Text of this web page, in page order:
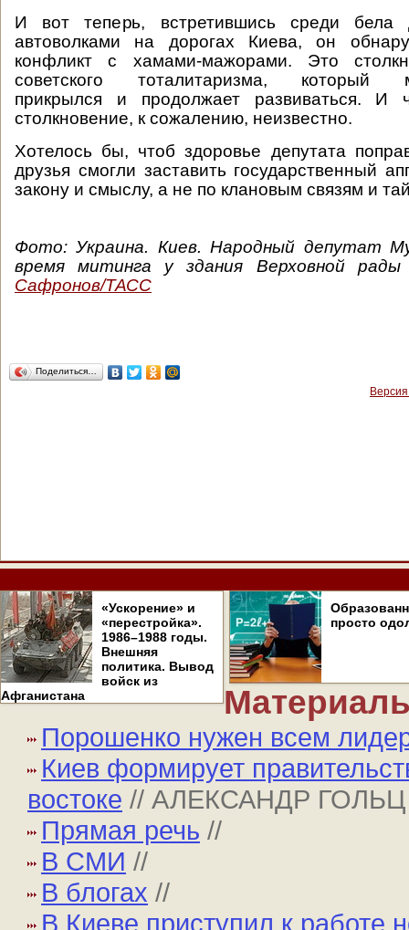
И вот теперь, встретившись среди
автоволками на дорогах Киева, он
конфликт с хамами-мажорами. Это
советского тоталитаризма, который
прикрылся и продолжает развиваться. И
столкновение, к сожалению, неизвестно.
Хотелось бы, чтоб здоровье депутата
друзья смогли заставить государственный
закону и смыслу, а не по клановым связям и
Фото: Украина. Киев. Народный депутат
время митинга у здания Верховной
Сафронов/ТАСС
Поделиться…
«Ускорение» и
«перестройка».
1986–1988 годы.
Внешняя
политика. Вывод
войск из
Афганистана
просто
Порошенко нужен всем
Киев формирует
востоке // АЛЕКСАНДР ГОЛЬЦ
Прямая речь //
В СМИ //
В блогах //
В Киеве приступил к работе